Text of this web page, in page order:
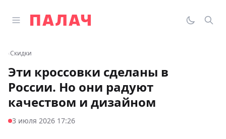
Открыть главное меню
Палач
‹Скидки
Эти кроссовки сделаны в
России. Но они радуют
качеством и дизайном
3 июля 2026 17:26